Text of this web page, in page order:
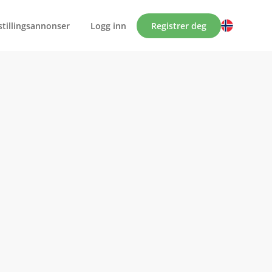
Logg inn Registrer deg